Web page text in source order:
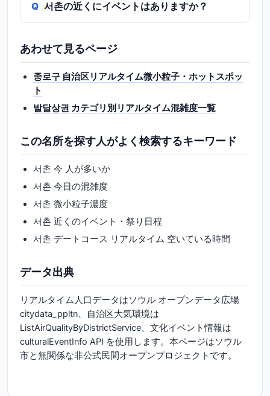
서촌の近くにイベントはありますか？
あわせて見るページ
종로구 自治区リアルタイム微小粒子・ホットスポッ
ト
발달상권 カテゴリ別リアルタイム混雑度一覧
この名所を探す人がよく検索するキーワード
서촌 今 人が多いか
서촌 今日の混雑度
서촌 微小粒子濃度
서촌 近くのイベント・祭り日程
서촌 デートコース リアルタイム 空いている時間
データ出典
リアルタイム人口データはソウル オープンデータ広場
citydata_ppltn、自治区大気環境は
ListAirQualityByDistrictService、文化イベント情報は
culturalEventInfo API を使用します。本ページはソウル
市と無関係な非公式民間オープンプロジェクトです。